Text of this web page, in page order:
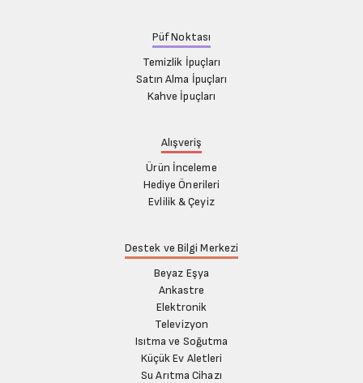
Püf Noktası
Temizlik İpuçları
Satın Alma İpuçları
Kahve İpuçları
Alışveriş
Ürün İnceleme
Hediye Önerileri
Evlilik & Çeyiz
Destek ve Bilgi Merkezi
Beyaz Eşya
Ankastre
Elektronik
Televizyon
Isıtma ve Soğutma
Küçük Ev Aletleri
Su Arıtma Cihazı